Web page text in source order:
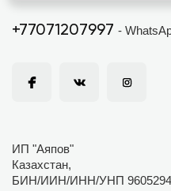
+77071207997 -
ИП "Аяпов"
Казахстан,
БИН/ИИН/ИНН/УНП